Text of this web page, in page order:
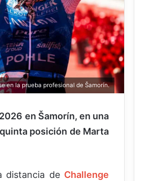
en la prueba profesional de Šamorín.
en Šamorín, en una
posición de Marta
distancia de Challenge